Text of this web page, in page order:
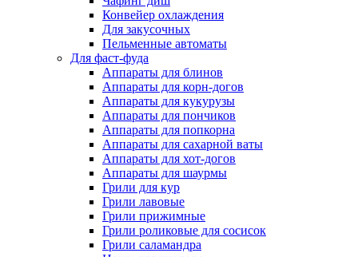
Конвейер охлаждения
Для закусочных
Пельменные автоматы
Для фаст-фуда
Аппараты для блинов
Аппараты для корн-догов
Аппараты для кукурузы
Аппараты для пончиков
Аппараты для попкорна
Аппараты для сахарной ваты
Аппараты для хот-догов
Аппараты для шаурмы
Грили для кур
Грили лавовые
Грили прижимные
Грили роликовые для сосисок
Грили саламандра